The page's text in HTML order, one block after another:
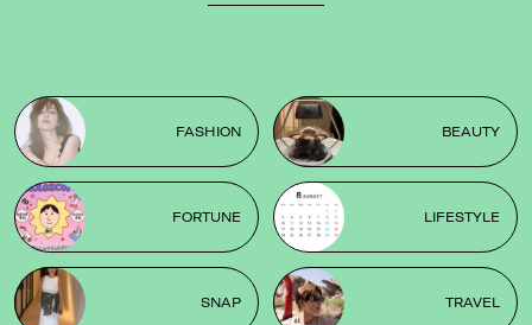
FASHION BEAUTY
FORTUNE LIFESTYLE
SNAP TRAVEL